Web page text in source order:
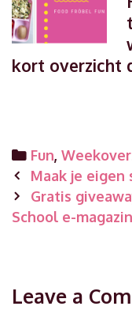
kort overzicht
Categories
Fun,
Post
navigation
Maak je eigen
Gratis
School e-
Leave a